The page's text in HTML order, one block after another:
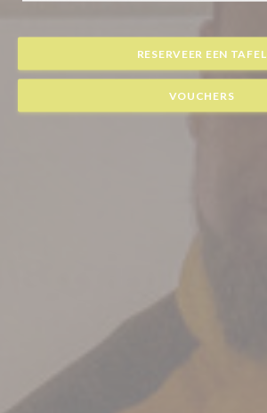
RESERVEER EEN TAFEL
VOUCHERS